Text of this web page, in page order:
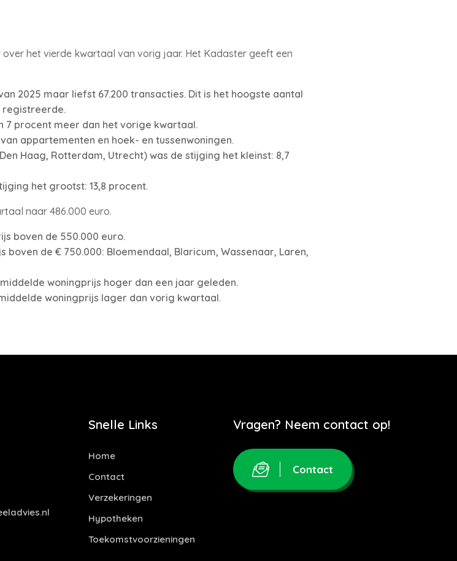
het vierde kwartaal van vorig jaar. Het Kadaster geeft een
2025 maar liefst 67.200 transacties. Dit is het hoogste aantal
registreerde.
7 procent meer dan het vorige kwartaal.
appartementen en hoek- en tussenwoningen.
Haag, Rotterdam, Utrecht) was de stijging het kleinst: 8,7
het grootst: 13,8 procent.
naar 486.000 euro.
boven de 550.000 euro.
de € 750.000: Bloemendaal, Blaricum, Wassenaar, Laren,
woningprijs hoger dan een jaar geleden.
woningprijs lager dan vorig kwartaal.
Snelle Links
Home
Contact
Verzekeringen
Hypotheken
Toekomstvoorzieningen
Vragen? Neem contact op!
Contact